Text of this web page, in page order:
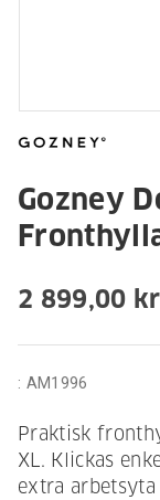
Gozney
2 899,00 kr
: AM1996
Praktisk
XL. Klickas
extra